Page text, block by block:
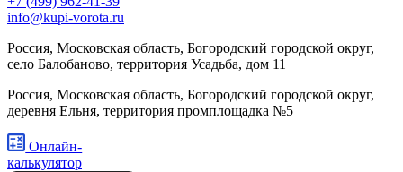
info@kupi-vorota.ru
Россия, Московская область, Богородский городской округ,
село Балобаново, территория Усадьба, дом 11
Россия, Московская область, Богородский городской округ,
деревня Ельня, территория промплощадка №5
Онлайн-
калькулятор